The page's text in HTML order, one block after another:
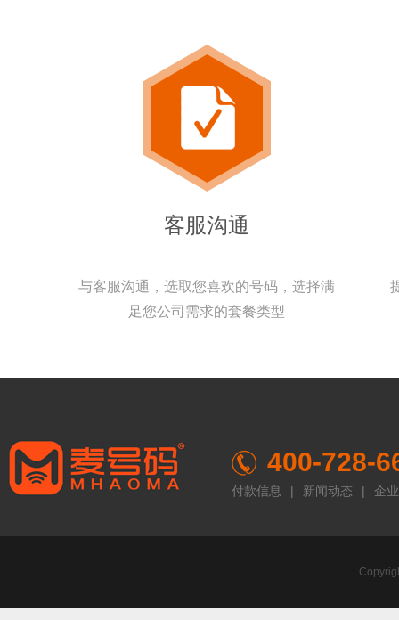
客服沟通
与客服沟通，选取您喜欢的号码，选择满
足您公司需求的套餐类型
400-728-
付款信息 | 新闻动态 | 企